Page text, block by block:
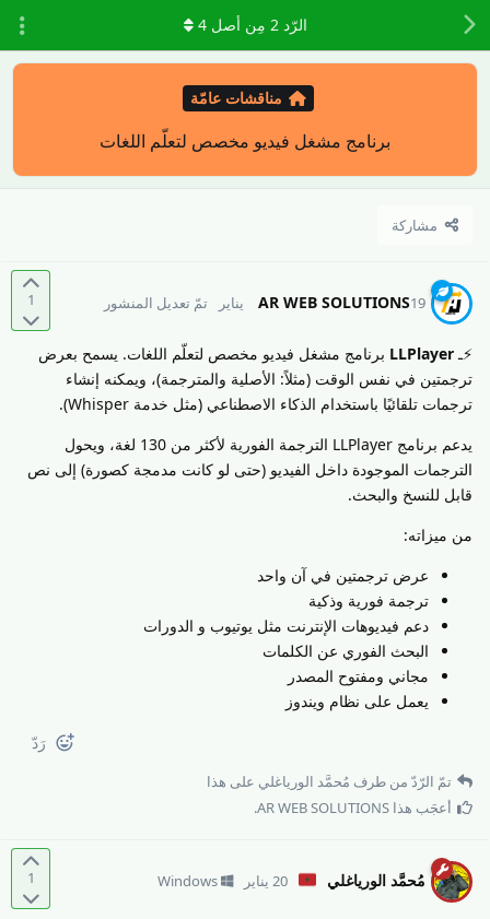
مناقشات عامّة
برنامج مشغل فيديو مخصص لتعلّم اللغات
مشاركة
الرّد2 مِن أصل4
1 AR WEB SOLUTIONS19 يناير تمّ تعديل المنشور
⚡️ـ LLPlayer برنامج مشغل فيديو مخصص لتعلّم اللغات. يسمح بعرض
ترجمتين في نفس الوقت (مثلاً: الأصلية والمترجمة)، ويمكنه إنشاء
ترجمات تلقائيًا باستخدام الذكاء الاصطناعي (مثل خدمة Whisper).
يدعم برنامج LLPlayer الترجمة الفورية لأكثر من 130 لغة، ويحول
الترجمات الموجودة داخل الفيديو (حتى لو كانت مدمجة كصورة) إلى نص
قابل للنسخ والبحث.
من ميزاته:
عرض ترجمتين في آن واحد
ترجمة فورية وذكية
دعم فيديوهات الإنترنت مثل يوتيوب و الدورات
البحث الفوري عن الكلمات
مجاني ومفتوح المصدر
يعمل على نظام ويندوز
رَدّ
تمّ الرّدّ من طرف مُحمَّد الورياغلي على هذا
أعجَب هذا AR WEB SOLUTIONS
.
1 مُحمَّد الورياغلي 20 يناير Windows